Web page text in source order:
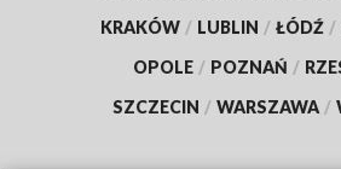
KRAKÓW / LUBLIN / ŁÓDŹ /
OPOLE / POZNAŃ /
SZCZECIN / WARSZAWA /